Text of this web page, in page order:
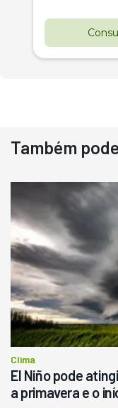
Destaque
Usado
Pá
Ano 1987
Londrina
R$
Também
Clima
El Niño pode
a primavera e o